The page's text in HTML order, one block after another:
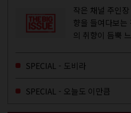
작은 채널 주인장 인터뷰
향을 들여다보는
의 취향이 듬뿍
에 스며드는 경험
듣지 않던 장르의
SPECIAL - 도비라
SPECIAL - 오늘도 이만큼